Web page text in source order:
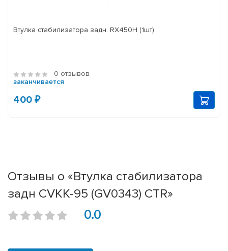
Втулка стабилизатора задн. RX450H (1шт)
0 отзывов
заканчивается
400 ₽
Отзывы о «Втулка стабилизатора
задн CVKK-95 (GV0343) CTR»
0.0